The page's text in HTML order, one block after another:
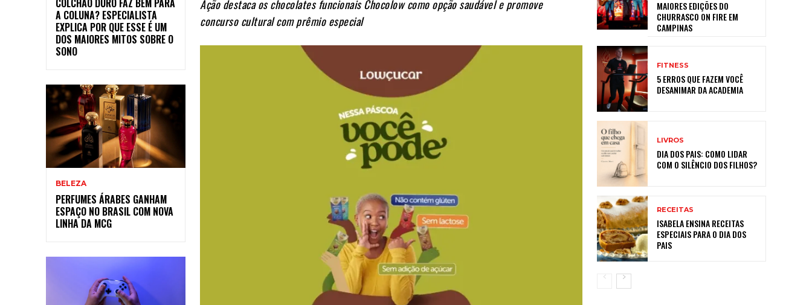
A COLUNA? ESPECIALISTA
EXPLICA POR QUE ESSE É UM
DOS MAIORES MITOS SOBRE O
SONO
BELEZA
PERFUMES ÁRABES GANHAM
ESPAÇO NO BRASIL COM NOVA
LINHA DA MCG
Ação destaca os chocolates funcionais Chocolow como opção saudável e promove
concurso cultural com prêmio especial
MAIORES EDIÇÕES DO
CHURRASCO ON FIRE EM
CAMPINAS
FITNESS
5 ERROS QUE FAZEM VOCÊ
DESANIMAR DA ACADEMIA
LIVROS
DIA DOS PAIS: COMO LIDAR
COM O SILÊNCIO DOS FILHOS?
RECEITAS
ISABELA ENSINA RECEITAS
ESPECIAIS PARA O DIA DOS
PAIS